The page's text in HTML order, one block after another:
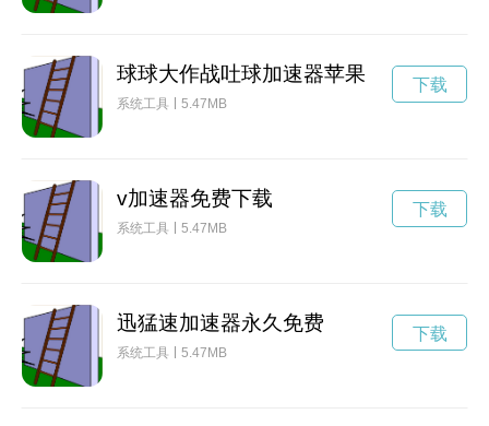
球球大作战吐球加速器苹果
系统工具 5.47MB
下载
v加速器免费下载
系统工具 5.47MB
下载
迅猛速加速器永久免费
系统工具 5.47MB
下载